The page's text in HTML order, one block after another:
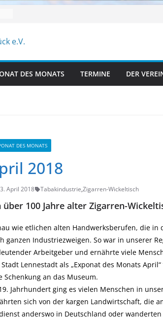
DES MONATS TERMINE DER
DES MONATS
2018
3. April 2018 Tabakindustrie,Zigarren-Wickeltisch
über 100 Jahre alter Zigarren-
wie etlichen alten Handwerksberufen, die
ganzen Industriezweigen. So war in unserer
Arbeitgeber und ernährte viele
Lennestadt als „Exponat des Monats
Schenkung an das Museum.
Jahrhundert ging es vielen Menschen in
sich von der kargen Landwirtschaft, die
anderswo in Deutschland oder